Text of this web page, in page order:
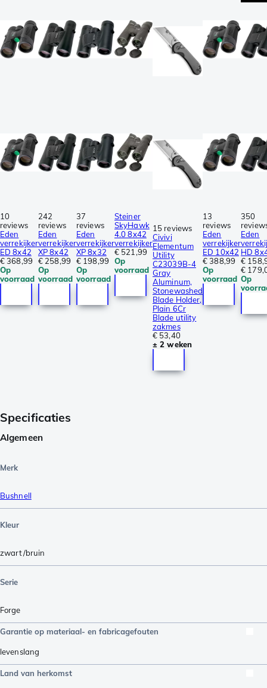
10
reviews
Eden
verrekijker
ED 8x42
€ 368,99
Op
voorraad
242
reviews
Eden
verrekijker
XP 8x42
€ 258,99
Op
voorraad
37
reviews
Eden
verrekijker
XP 8x32
€ 198,99
Op
voorraad
Steiner
SkyHawk
4.0 8x42
verrekijker
€ 521,99
Op
voorraad
15 reviews
Civivi
Elementum
Utility
C23039B-4
Gray
Aluminum,
Stonewashed
Blade Holder,
Plain 6Cr
Blade utility
zakmes
€ 53,40
± 2 weken
13
reviews
Eden
verrekijker
ED 10x42
€ 388,99
Op
voorraad
350
Eden
HD
€
€
Op
Specificaties
Algemeen
Merk
Bushnell
Kleur
zwart/bruin
Serie
Forge
Garantie op materiaal- en fabricagefouten
levenslang
Land van herkomst